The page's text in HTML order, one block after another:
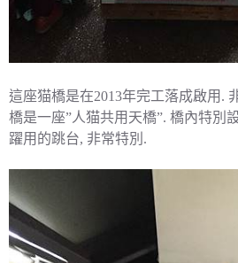
這座猫橋是在2013年完工落成啟用.
橋是一座”人猫共用天橋”. 橋內特別
躍用的跳台, 非常特別.